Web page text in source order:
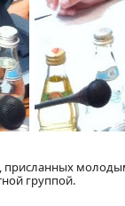
группой.